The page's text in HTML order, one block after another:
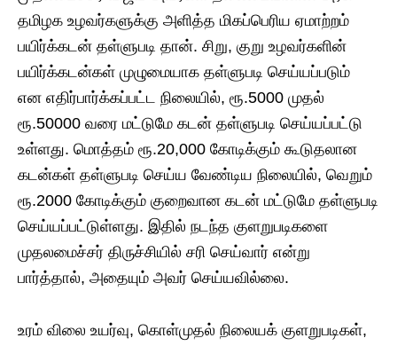
தமிழக உழவர்களுக்கு அளித்த மிகப்பெரிய ஏமாற்றம்
பயிர்க்கடன் தள்ளுபடி தான். சிறு, குறு உழவர்களின்
பயிர்க்கடன்கள் முழுமையாக தள்ளுபடி செய்யப்படும்
என எதிர்பார்க்கப்பட்ட நிலையில், ரூ.5000 முதல்
ரூ.50000 வரை மட்டுமே கடன் தள்ளுபடி செய்யப்பட்டு
உள்ளது. மொத்தம் ரூ.20,000 கோடிக்கும் கூடுதலான
கடன்கள் தள்ளுபடி செய்ய வேண்டிய நிலையில், வெறும்
ரூ.2000 கோடிக்கும் குறைவான கடன் மட்டுமே தள்ளுபடி
செய்யப்பட்டுள்ளது. இதில் நடந்த குளறுபடிகளை
முதலமைச்சர் திருச்சியில் சரி செய்வார் என்று
பார்த்தால், அதையும் அவர் செய்யவில்லை.
உரம் விலை உயர்வு, கொள்முதல் நிலையக் குளறுபடிகள்,